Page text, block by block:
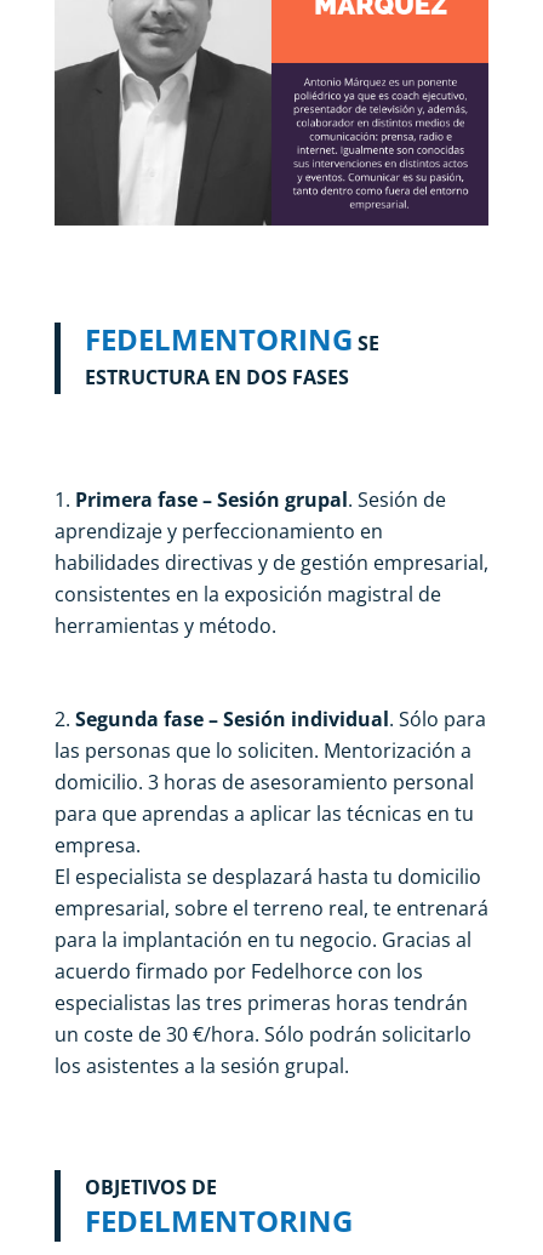
FEDELMENTORING SE
ESTRUCTURA EN DOS FASES
Primera fase – Sesión grupal. Sesión de
aprendizaje y perfeccionamiento en
habilidades directivas y de gestión empresarial,
consistentes en la exposición magistral de
herramientas y método.
Segunda fase – Sesión individual. Sólo para
las personas que lo soliciten. Mentorización a
domicilio. 3 horas de asesoramiento personal
para que aprendas a aplicar las técnicas en tu
empresa.
El especialista se desplazará hasta tu domicilio
empresarial, sobre el terreno real, te entrenará
para la implantación en tu negocio. Gracias al
acuerdo firmado por Fedelhorce con los
especialistas las tres primeras horas tendrán
un coste de 30 €/hora. Sólo podrán solicitarlo
los asistentes a la sesión grupal.
OBJETIVOS DE
FEDELMENTORING